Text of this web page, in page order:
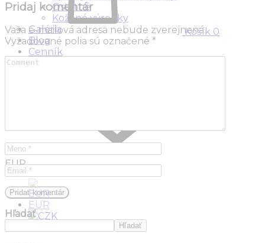
Ostatné
Kožené výrobky
Galéria
Blog
Cenník
Kontakt
EUR
EUR
Košík 0
Pridaj komentár
Vaša e-mailová adresa nebude zverejnená.
Vyžadované polia sú označené *
Hľadať
Hľadať